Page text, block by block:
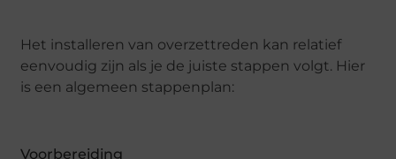
Het installeren van overzettreden kan relatief
eenvoudig zijn als je de juiste stappen volgt. Hier
is een algemeen stappenplan:
Voorbereiding